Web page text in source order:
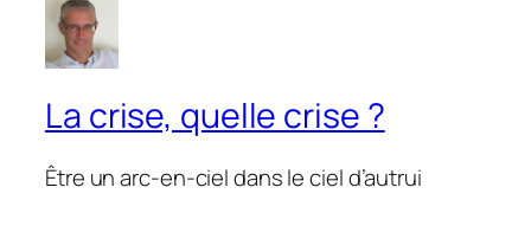
La crise, quelle crise ?
Être un arc-en-ciel dans le ciel d’autrui